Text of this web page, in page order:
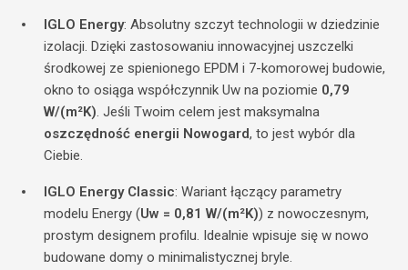
IGLO Energy: Absolutny szczyt technologii w dziedzinie
izolacji. Dzięki zastosowaniu innowacyjnej uszczelki
środkowej ze spienionego EPDM i 7-komorowej budowie,
okno to osiąga współczynnik Uw na poziomie 0,79
W/(m²K). Jeśli Twoim celem jest maksymalna
oszczędność energii Nowogard, to jest wybór dla
Ciebie.
IGLO Energy Classic: Wariant łączący parametry
modelu Energy (Uw = 0,81 W/(m²K)) z nowoczesnym,
prostym designem profilu. Idealnie wpisuje się w nowo
budowane domy o minimalistycznej bryle.